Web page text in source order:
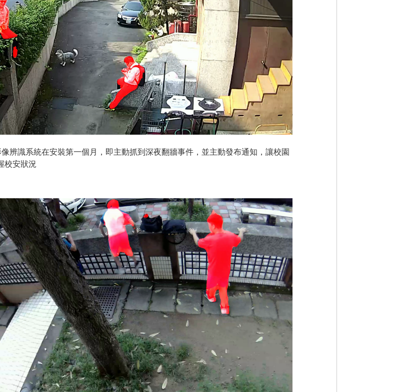
像辨識系統在安裝第一個月，即主動抓到深夜翻牆事件，並主動發布通知，讓校園
校安狀況